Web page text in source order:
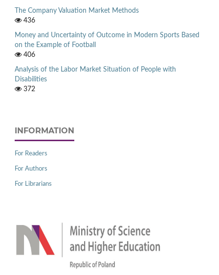
The Company Valuation Market Methods
436
Money and Uncertainty of Outcome in Modern Sports Based
on the Example of Football
406
Analysis of the Labor Market Situation of People with
Disabilities
372
INFORMATION
For Readers
For Authors
For Librarians